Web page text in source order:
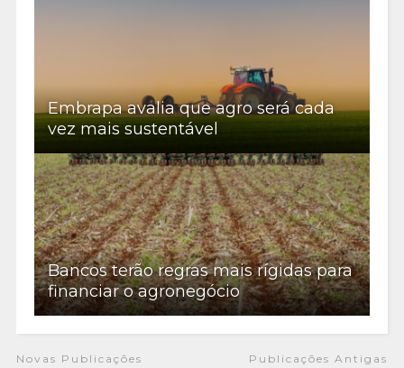
Embrapa avalia que agro será cada
vez mais sustentável
Bancos terão regras mais rígidas para
financiar o agronegócio
Novas Publicações Publicações Antigas